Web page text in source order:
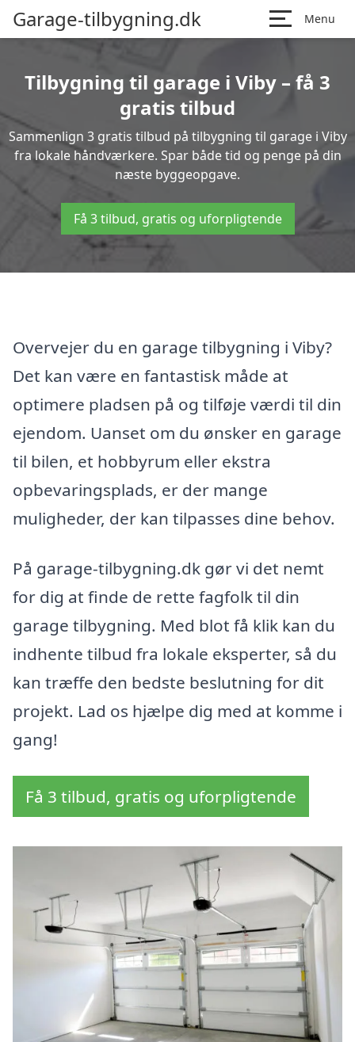
Garage-tilbygning.dk Menu
Tilbygning til garage i Viby – få 3
gratis tilbud
Sammenlign 3 gratis tilbud på tilbygning til garage i Viby
fra lokale håndværkere. Spar både tid og penge på din
næste byggeopgave.
Få 3 tilbud, gratis og uforpligtende
Overvejer du en garage tilbygning i Viby?
Det kan være en fantastisk måde at
optimere pladsen på og tilføje værdi til din
ejendom. Uanset om du ønsker en garage
til bilen, et hobbyrum eller ekstra
opbevaringsplads, er der mange
muligheder, der kan tilpasses dine behov.
På garage-tilbygning.dk gør vi det nemt
for dig at finde de rette fagfolk til din
garage tilbygning. Med blot få klik kan du
indhente tilbud fra lokale eksperter, så du
kan træffe den bedste beslutning for dit
projekt. Lad os hjælpe dig med at komme i
gang!
Få 3 tilbud, gratis og uforpligtende